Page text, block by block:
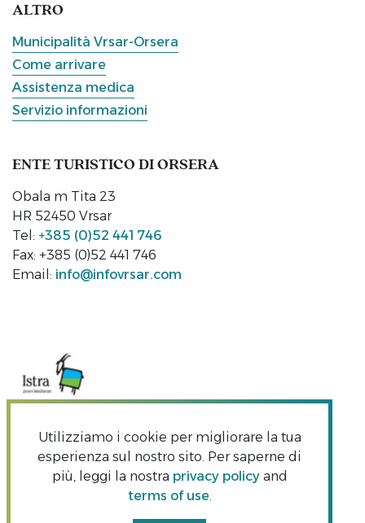
ALTRO
Municipalità Vrsar-Orsera
Come arrivare
Assistenza medica
Servizio informazioni
ENTE TURISTICO DI ORSERA
Obala m Tita 23
HR 52450 Vrsar
Tel: +385 (0)52 441 746
Fax: +385 (0)52 441 746
Email: info@infovrsar.com
Utilizziamo i cookie per migliorare la tua
esperienza sul nostro sito. Per saperne di
più, leggi la nostra privacy policyand
terms of use.